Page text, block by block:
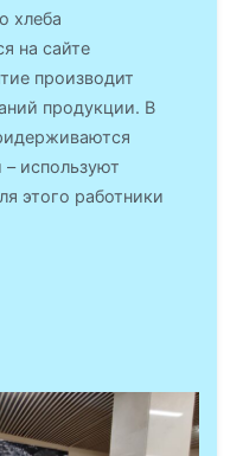
хлеба
на сайте
производит
продукции. В
используют
этого работники